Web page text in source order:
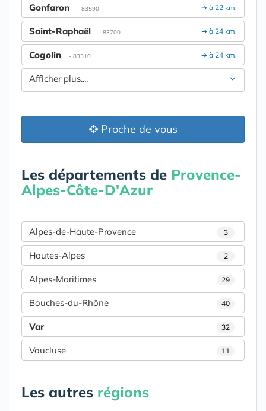
➔ à 22 km.
Gonfaron - 83590
➔ à 24 km.
Saint-Raphaël - 83700
➔ à 24 km.
Cogolin - 83310
Afficher plus....
Proche de vous
Les départements de Provence-
Alpes-Côte-D'Azur
Alpes-de-Haute-Provence 3
Hautes-Alpes 2
Alpes-Maritimes 29
Bouches-du-Rhône 40
Var 32
Vaucluse 11
Les autres régions